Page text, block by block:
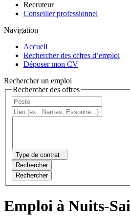
Recruteur
Conseiller professionnel
Navigation
Accueil
Rechercher des offres d’emploi
Déposer mon CV
Rechercher un emploi
Rechercher des offres
Type de contrat
Rechercher
Rechercher
Emploi à Nuits-